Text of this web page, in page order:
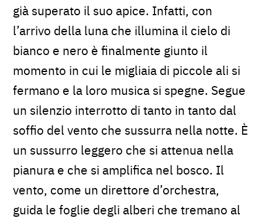
già superato il suo apice. Infatti, con
l’arrivo della luna che illumina il cielo di
bianco e nero è finalmente giunto il
momento in cui le migliaia di piccole ali si
fermano e la loro musica si spegne. Segue
un silenzio interrotto di tanto in tanto dal
soffio del vento che sussurra nella notte. È
un sussurro leggero che si attenua nella
pianura e che si amplifica nel bosco. Il
vento, come un direttore d’orchestra,
guida le foglie degli alberi che tremano al